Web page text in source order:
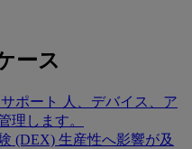
ース
ポート
人、デバイス、ア
理します。
(DEX) 生産性へ影響が及